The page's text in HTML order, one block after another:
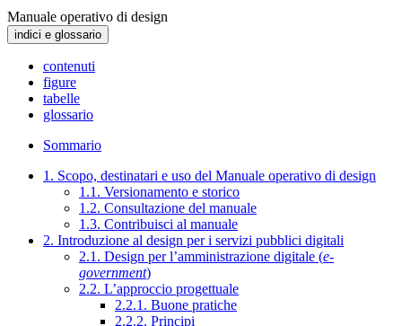
Manuale operativo di design
indici e glossario
contenuti
figure
tabelle
glossario
Sommario
1. Scopo, destinatari e uso del Manuale operativo di design
1.1. Versionamento e storico
1.2. Consultazione del manuale
1.3. Contribuisci al manuale
2. Introduzione al design per i servizi pubblici digitali
2.1. Design per l’amministrazione digitale (e-
government)
2.2. L’approccio progettuale
2.2.1. Buone pratiche
2.2.2. Principi